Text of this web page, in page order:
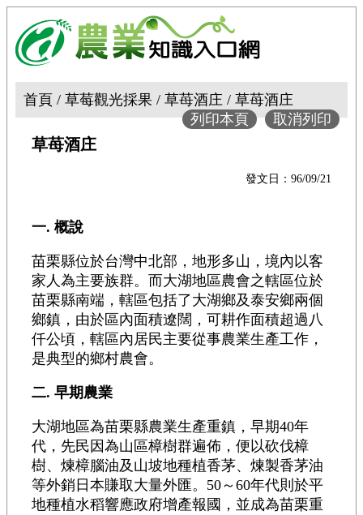
首頁 / 草莓觀光採果 / 草苺酒庄 / 草苺酒庄
取消列印
列印本頁
草苺酒庄
發文日：96/09/21
一. 概說
苗栗縣位於台灣中北部，地形多山，境內以客
家人為主要族群。而大湖地區農會之轄區位於
苗栗縣南端，轄區包括了大湖鄉及泰安鄉兩個
鄉鎮，由於區內面積遼闊，可耕作面積超過八
仟公頃，轄區內居民主要從事農業生產工作，
是典型的鄉村農會。
二. 早期農業
大湖地區為苗栗縣農業生產重鎮，早期40年
代，先民因為山區樟樹群遍佈，便以砍伐樟
樹、煉樟腦油及山坡地種植香茅、煉製香茅油
等外銷日本賺取大量外匯。50～60年代則於平
地種植水稻響應政府增產報國，並成為苗栗重